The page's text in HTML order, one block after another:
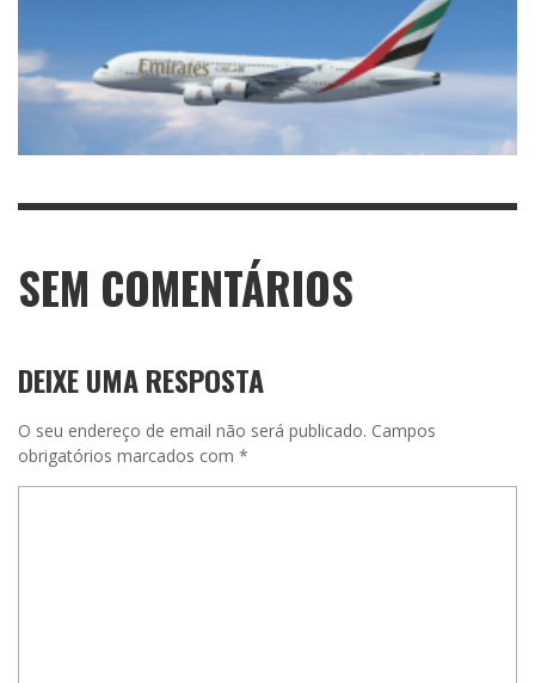
SEM COMENTÁRIOS
DEIXE UMA RESPOSTA
O seu endereço de email não será publicado. Campos
obrigatórios marcados com *